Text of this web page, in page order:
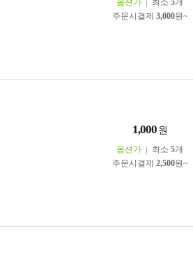
옵션가 최소 5개
주문시결제 3,000원~
1,000 원
옵션가 최소 5개
주문시결제 2,500원~